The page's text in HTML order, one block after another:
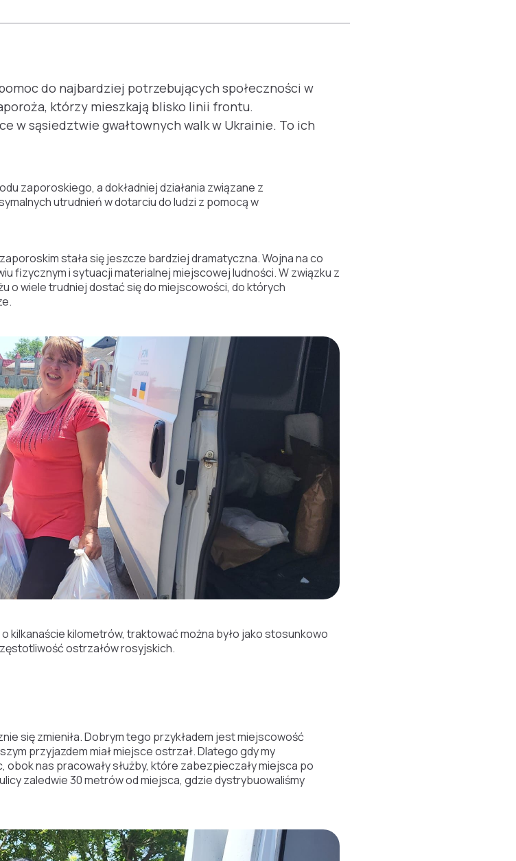
do najbardziej potrzebujących społeczności w
którzy mieszkają blisko linii frontu.
w sąsiedztwie gwałtownych walk w Ukrainie. To ich
zaporoskiego, a dokładniej działania związane z
utrudnień w dotarciu do ludzi z pomocą w
stała się jeszcze bardziej dramatyczna. Wojna na co
fizycznym i sytuacji materialnej miejscowej ludności. W związku z
o wiele trudniej dostać się do miejscowości, do których
kilkanaście kilometrów, traktować można było jako stosunkowo
ostrzałów rosyjskich.
się zmieniła. Dobrym tego przykładem jest miejscowość
przyjazdem miał miejsce ostrzał. Dlatego gdy my
nas pracowały służby, które zabezpieczały miejsca po
zaledwie 30 metrów od miejsca, gdzie dystrybuowaliśmy